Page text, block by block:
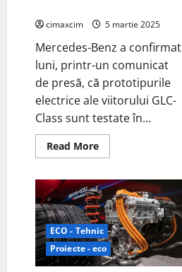
elvețieni
cimaxcim 5 martie 2025
Mercedes-Benz a confirmat
luni, printr-un comunicat
de presă, că prototipurile
electrice ale viitorului GLC-
Class sunt testate în...
Read MoreRead
more
Benz
testează
viitoarea
versiune
electrică
a
SUV-
ului
GLC
ECO - Tehnic
Proiecte - eco